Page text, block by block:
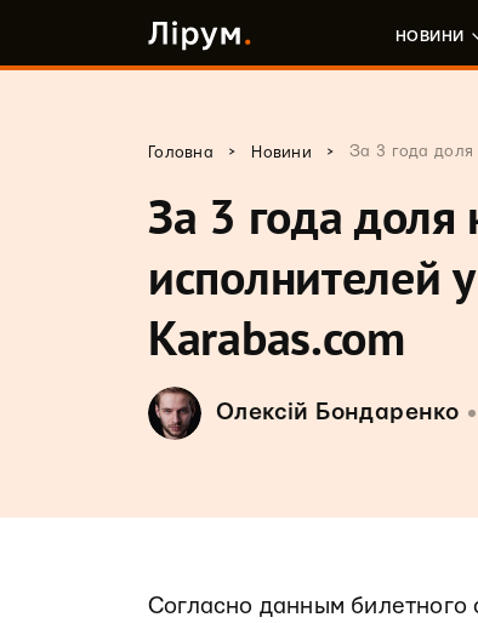
НОВИНИ
Головна > Новини > За 3 года доля
За 3 года доля
исполнителей
Karabas.com
Олексій Бондаренко
Согласно данным билетного